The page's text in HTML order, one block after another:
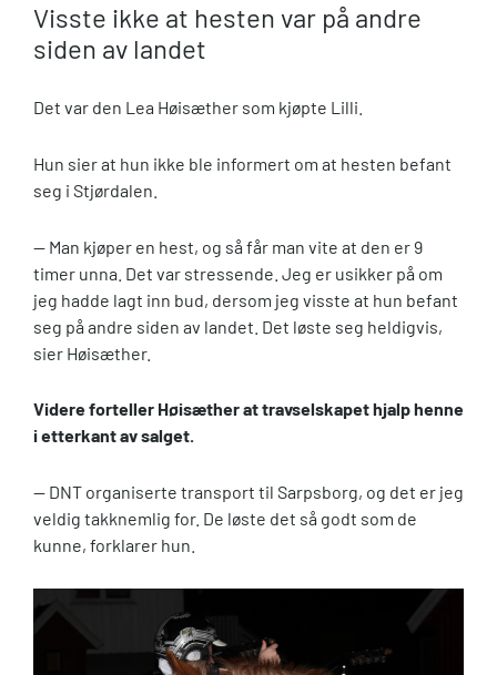
Visste ikke at hesten var på andre
siden av landet
Det var den Lea Høisæther som kjøpte Lilli.
Hun sier at hun ikke ble informert om at hesten befant
seg i Stjørdalen.
— Man kjøper en hest, og så får man vite at den er 9
timer unna. Det var stressende. Jeg er usikker på om
jeg hadde lagt inn bud, dersom jeg visste at hun befant
seg på andre siden av landet. Det løste seg heldigvis,
sier Høisæther.
Videre forteller Høisæther at travselskapet hjalp henne
i etterkant av salget.
— DNT organiserte transport til Sarpsborg, og det er jeg
veldig takknemlig for. De løste det så godt som de
kunne, forklarer hun.